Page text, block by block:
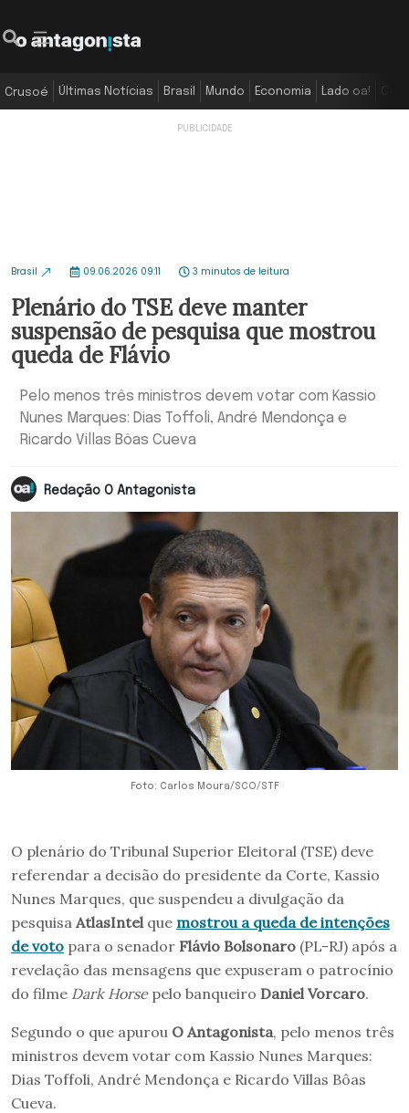
Crusoé Últimas Notícias Brasil Mundo Economia Lado oa!
Brasil 09.06.2026 09:11 3 minutos de leitura
Plenário do TSE deve manter
suspensão de pesquisa que mostrou
queda de Flávio
Pelo menos três ministros devem votar com Kassio
Nunes Marques: Dias Toffoli, André Mendonça e
Ricardo Villas Bôas Cueva
Redação O Antagonista
Foto: Carlos Moura/SCO/STF
O plenário do Tribunal Superior Eleitoral (TSE) deve
referendar a decisão do presidente da Corte, Kassio
Nunes Marques, que suspendeu a divulgação da
pesquisa AtlasIntel que mostrou a queda de intenções
de voto para o senador Flávio Bolsonaro (PL-RJ) após a
revelação das mensagens que expuseram o patrocínio
do filme Dark Horsepelo banqueiro Daniel Vorcaro.
Segundo o que apurou O Antagonista, pelo menos três
ministros devem votar com Kassio Nunes Marques:
Dias Toffoli, André Mendonça e Ricardo Villas Bôas
Cueva.